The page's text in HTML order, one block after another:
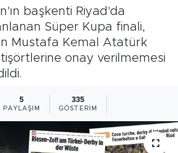
başkenti Riyad'da
Süper Kupa finali,
Mustafa Kemal Atatürk
onay verilmemesi
5
PAYLAŞIM
335
GÖSTERIM